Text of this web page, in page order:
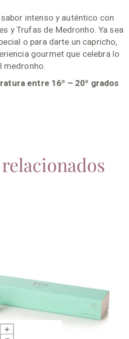
intenso y auténtico con
y Trufas de Medronho. Ya sea
o para darte un capricho,
gourmet que celebra lo
medronho.
entre 16º – 20º grados